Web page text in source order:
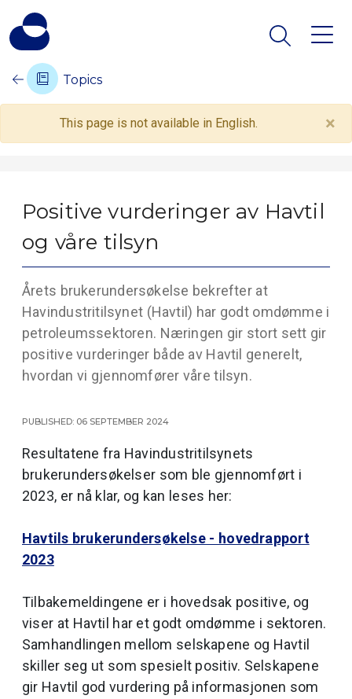
Topics
This page is not available in English. ×
Positive vurderinger av Havtil
og våre tilsyn
Årets brukerundersøkelse bekrefter at
Havindustritilsynet (Havtil) har godt omdømme i
petroleumssektoren. Næringen gir stort sett gir
positive vurderinger både av Havtil generelt,
hvordan vi gjennomfører våre tilsyn.
Published: 06 September 2024
Resultatene fra Havindustritilsynets
brukerundersøkelser som ble gjennomført i
2023, er nå klar, og kan leses her:
Havtils brukerundersøkelse - hovedrapport
2023
Tilbakemeldingene er i hovedsak positive, og
viser at Havtil har et godt omdømme i sektoren.
Samhandlingen mellom selskapene og Havtil
skiller seg ut som spesielt positiv. Selskapene
gir Havtil god vurdering på informasjonen som